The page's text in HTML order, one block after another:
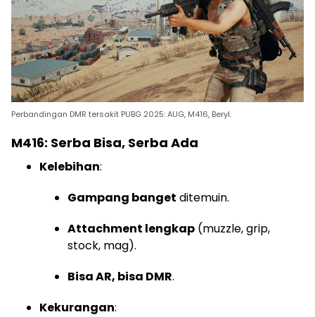
Perbandingan DMR tersakit PUBG 2025: AUG, M416, Beryl.
M416: Serba Bisa, Serba Ada
Kelebihan:
Gampang banget ditemuin.
Attachment lengkap (muzzle, grip,
stock, mag).
Bisa AR, bisa DMR.
Kekurangan: